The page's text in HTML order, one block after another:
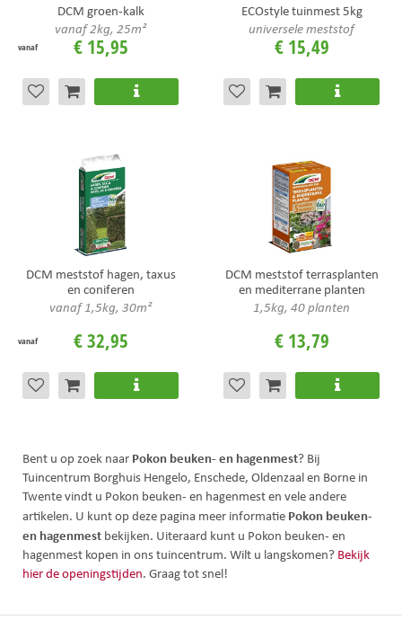
DCM groen-kalk
vanaf 2kg, 25m²
vanaf € 15,95
ECOstyle tuinmest 5kg
universele meststof
€ 15,49
DCM meststof hagen, taxus
en coniferen
vanaf 1,5kg, 30m²
vanaf €32,95
DCM meststof terrasplanten
en mediterrane planten
1,5kg, 40 planten
€ 13,79
Bent u op zoek naar Pokon beuken- en hagenmest? Bij
Tuincentrum Borghuis Hengelo, Enschede, Oldenzaal en Borne in
Twente vindt u Pokon beuken- en hagenmest en vele andere
artikelen. U kunt op deze pagina meer informatie Pokon beuken-
en hagenmest bekijken. Uiteraard kunt u Pokon beuken- en
hagenmest kopen in ons tuincentrum. Wilt u langskomen? Bekijk
hier de openingstijden. Graag tot snel!